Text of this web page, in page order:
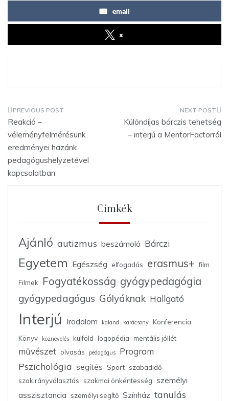
email
x
Bejegyzés
navigáció
Reakció –
véleményfelmérésünk
eredményei hazánk
pedagógushelyzetével
kapcsolatban
Különdíjas bárczis tehetség
– interjú a MentorFactorról
Címkék
Ajánló autizmus beszámoló Bárczi
Egyetem Egészség elfogadás erasmus+ film
Filmek Fogyatékosság gyógypedagógia
gyógypedagógus Gólyáknak Hallgató
Interjú Irodalom kaland karácsony
Konferencia
Könyv
köznevelés külföld logopédia mentális jóllét
művészet olvasás pedagógus Program
Pszichológia segítés Sport szabadidő
szakirányválasztás
szakmai önkéntesség személyi
asszisztancia
személyi segítő Színház tanulás